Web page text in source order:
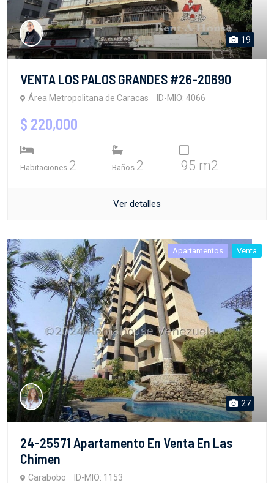
19
VENTA LOS PALOS GRANDES #26-20690
Área Metropolitana de Caracas ID-MIO: 4066
$ 220,000
Habitaciones 2 Baños 2 95 m2
Ver detalles
Apartamentos Venta
27
24-25571 Apartamento En Venta En Las
Chimen
Carabobo ID-MIO: 1153